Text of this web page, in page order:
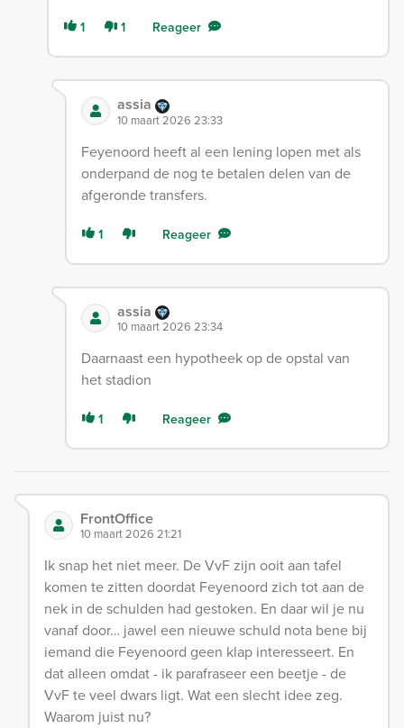
1 1 Reageer
assia
10 maart 2026 23:33
Feyenoord heeft al een lening lopen met als
onderpand de nog te betalen delen van de
afgeronde transfers.
1 Reageer
assia
10 maart 2026 23:34
Daarnaast een hypotheek op de opstal van
het stadion
1 Reageer
FrontOffice
10 maart 2026 21:21
Ik snap het niet meer. De VvF zijn ooit aan tafel
komen te zitten doordat Feyenoord zich tot aan de
nek in de schulden had gestoken. En daar wil je nu
vanaf door… jawel een nieuwe schuld nota bene bij
iemand die Feyenoord geen klap interesseert. En
dat alleen omdat - ik parafraseer een beetje - de
VvF te veel dwars ligt. Wat een slecht idee zeg.
Waarom juist nu?